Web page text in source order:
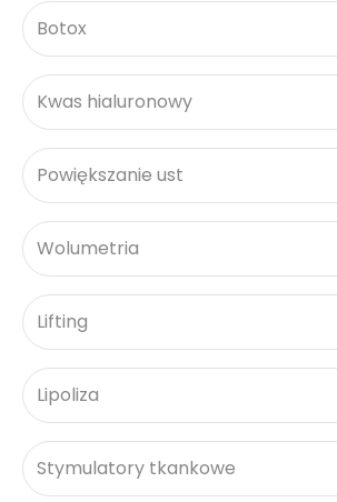
Botox
Kwas hialuronowy
Powiększanie ust
Wolumetria
Lifting
Lipoliza
Stymulatory tkankowe